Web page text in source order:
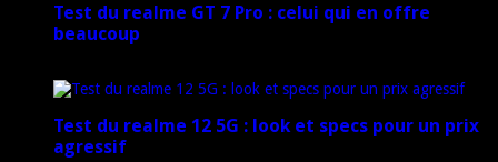
Test du realme GT 7 Pro : celui qui en offre
beaucoup
Test du realme 12 5G : look et specs pour un prix
agressif